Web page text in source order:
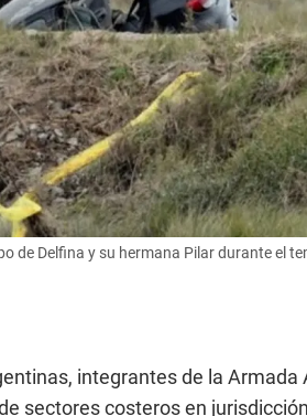
de Delfina y su hermana Pilar durante el
integrantes de la
sectores costeros en